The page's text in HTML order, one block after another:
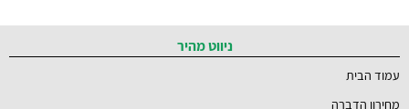
ניווט מהיר
עמוד הבית
מחירון הדברה